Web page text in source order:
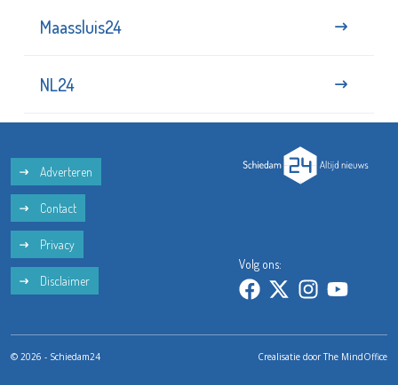
Maassluis24
NL24
Adverteren
Contact
Privacy
Disclaimer
Volg ons:
© 2026 - Schiedam24 Crealisatie doorThe MindOffice